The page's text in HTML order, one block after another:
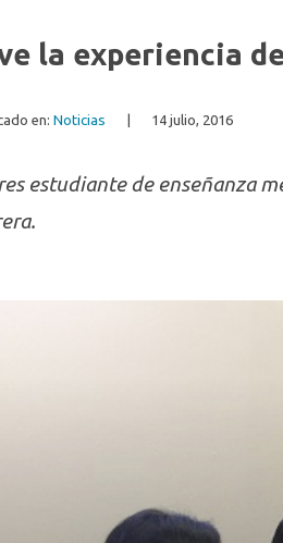
la experiencia
en: Noticias 14 julio, 2016
estudiante de enseñanza